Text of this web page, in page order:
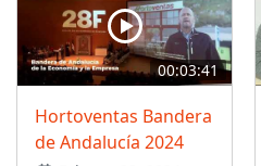
00:03:41
Hortoventas Bandera
de Andalucía 2024